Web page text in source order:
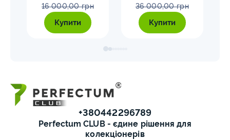
16 000,00 грн
Купити
36 000,00 грн
Купити
+380442296789
Perfectum CLUB - єдине рішення для
колекціонерів